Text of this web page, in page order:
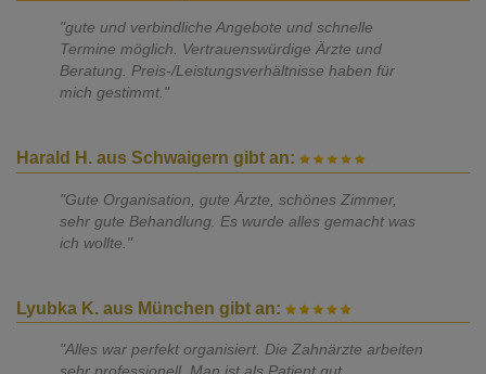
"gute und verbindliche Angebote und schnelle
Termine möglich. Vertrauenswürdige Ärzte und
Beratung. Preis-/Leistungsverhältnisse haben für
mich gestimmt."
Harald H. aus Schwaigern gibt an:
"Gute Organisation, gute Ärzte, schönes Zimmer,
sehr gute Behandlung. Es wurde alles gemacht was
ich wollte."
Lyubka K. aus München gibt an:
"Alles war perfekt organisiert. Die Zahnärzte arbeiten